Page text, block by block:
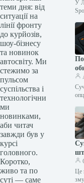
теми дня: від
ситуації на
лінії фронту
до курйозів,
шоу-бізнесу
та новинок
автосвіту. Ми
стежимо за
пульсом
суспільства і
технологічни
ми
новинками,
аби читач
завжди був у
курсі
головного.
Коротко,
живо та по
суті — саме
У
з…
Це